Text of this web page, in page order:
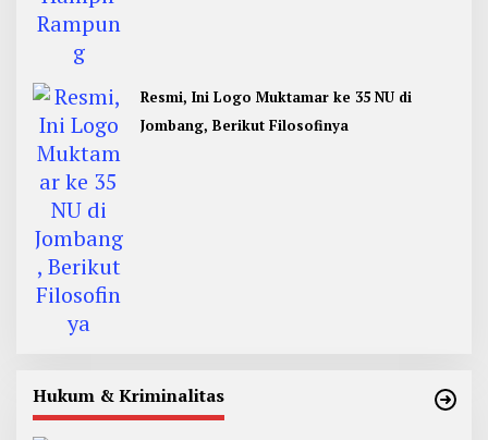
Resmi, Ini Logo Muktamar ke 35 NU di
Jombang, Berikut Filosofinya
Hukum & Kriminalitas